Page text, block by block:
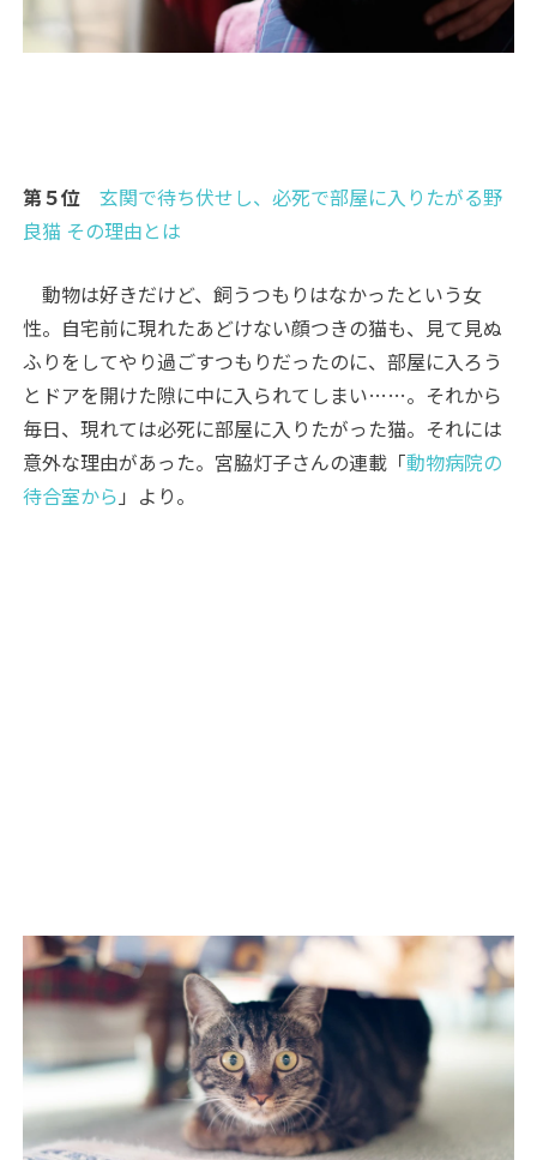
第５位
玄関で待ち伏せし、必死で部屋に入りたがる野
良猫 その理由とは
動物は好きだけど、飼うつもりはなかったという女
性。自宅前に現れたあどけない顔つきの猫も、見て見ぬ
ふりをしてやり過ごすつもりだったのに、部屋に入ろう
とドアを開けた隙に中に入られてしまい……。それから
毎日、現れては必死に部屋に入りたがった猫。それには
意外な理由があった。宮脇灯子さんの連載「動物病院の
待合室から 」より。